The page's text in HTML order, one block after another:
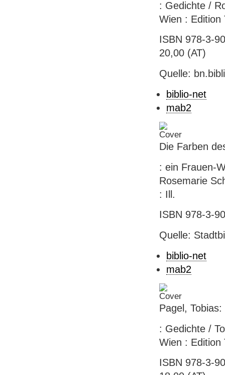
: Gedichte /
Wien : Edition
ISBN 978-3-
20,00 (AT)
Quelle:
biblio-net
mab2
Die Farben
: ein Frauen-
Rosemarie
: Ill.
ISBN 978-3-
Quelle:
biblio-net
mab2
Pagel,
: Gedichte /
Wien : Edition
ISBN 978-3-